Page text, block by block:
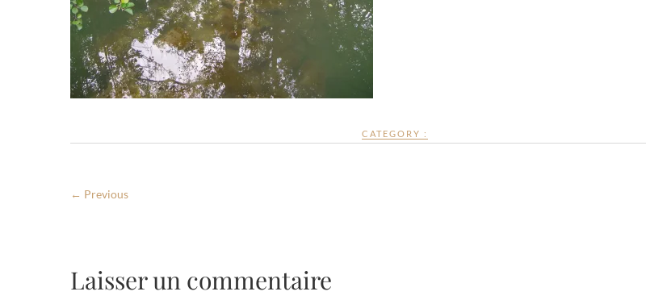
CATEGORY :
← Previous
Laisser un commentaire